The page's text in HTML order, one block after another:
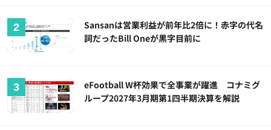
Sansanは営業利益が前年比2倍に！赤字の代名
詞だったBill Oneが黒字目前に
eFootball W杯効果で全事業が躍進 コナミグ
ループ2027年3月期第1四半期決算を解説